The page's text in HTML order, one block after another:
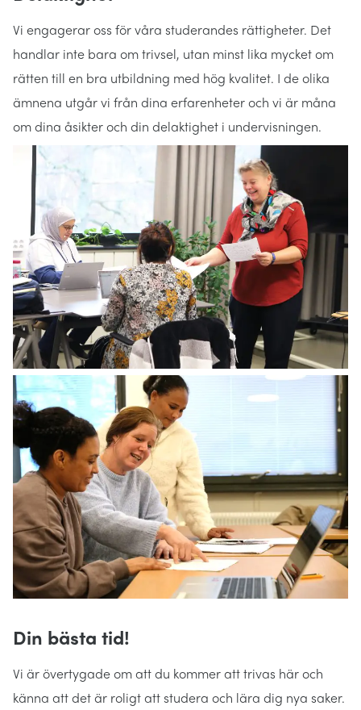
Vi engagerar oss för våra studerandes rättigheter. Det
handlar inte bara om trivsel, utan minst lika mycket om
rätten till en bra utbildning med hög kvalitet. I de olika
ämnena utgår vi från dina erfarenheter och vi är måna
om dina åsikter och din delaktighet i undervisningen.
Din bästa tid!
Vi är övertygade om att du kommer att trivas här och
känna att det är roligt att studera och lära dig nya saker.